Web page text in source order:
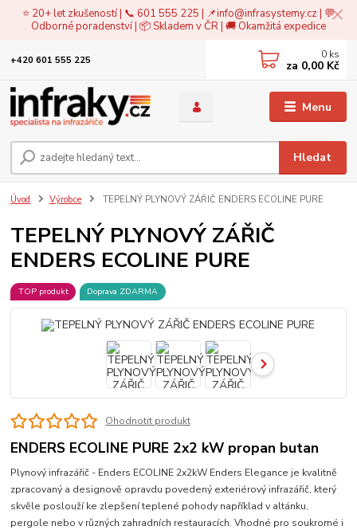
⭐ 20+ let zkušeností | 📞 601 555 225 | 📌info@infrasystemy.cz| 💬
Odborné poradenství | 📦 Skladem v ČR | 🚚 Okamžitá expedice
Menu
Hledat
+420 601 555 225 0 ks
za 0,00 Kč
Úvod Výrobce TEPELNÝ PLYNOVÝ ZÁŘIČ ENDERS ECOLINE PURE
TEPELNÝ PLYNOVÝ ZÁŘIČ
ENDERS ECOLINE PURE
TOP produkt Doprava ZDARMA
Ohodnotit produkt
ENDERS ECOLINE PURE 2x2 kW propan butan
Plynový infrazářič - Enders ECOLINE 2x2kW Enders Elegance je kvalitně
zpracovaný a designově opravdu povedený exteriérový infrazářič, který
skvěle poslouží ke zlepšení teplené pohody například v altánku,
pergole nebo v různých zahradních restauracích. Vhodné pro soukromé i